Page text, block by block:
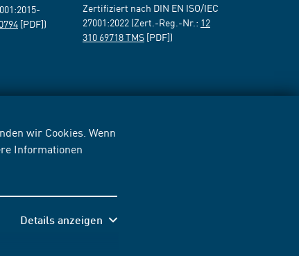
wir Cookies. Wenn
Informationen
Details anzeigen
[PDF])
Zertifiziert nach DIN EN ISO/IEC
27001:2022 (Zert.-Reg.-Nr.: 12
310 69718 TMS [PDF])